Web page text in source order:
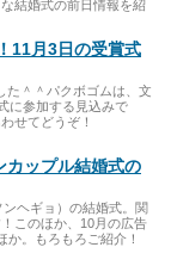
結婚式の前日情報を紹
11月3日の受賞式
た＾＾パクボゴムは、文
に参加する見込みで
せてどうぞ！
カップル結婚式の
ヘギョ）の結婚式。関
このほか、10月の広告
。もろもろご紹介！